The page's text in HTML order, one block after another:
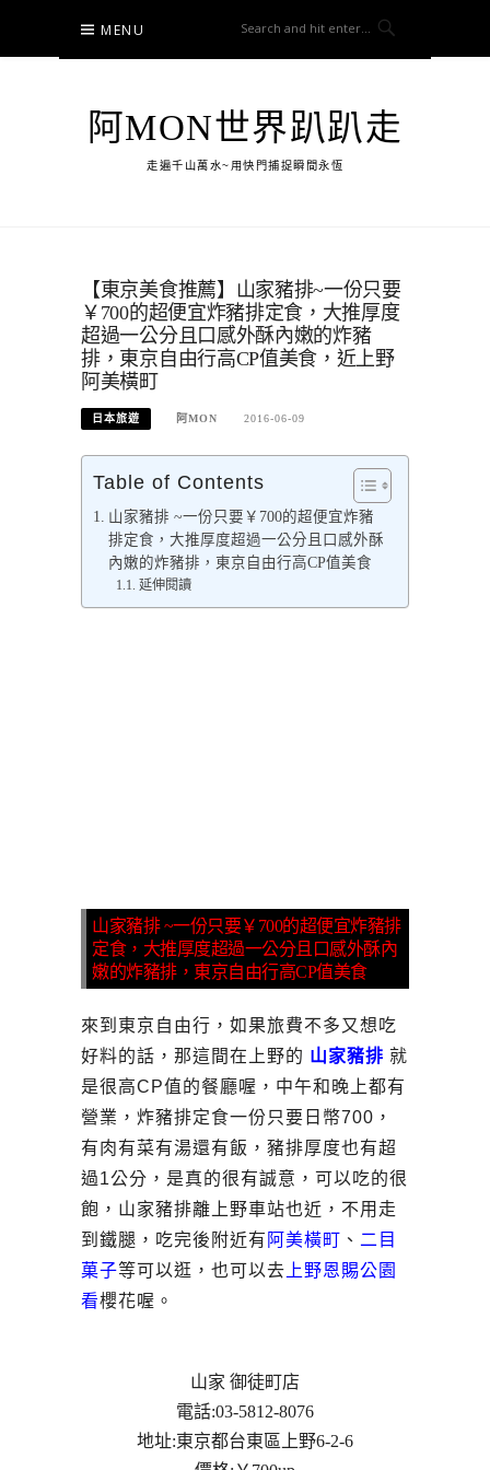
content
MENU
阿MON世界趴趴走
走遍千山萬水~用快門捕捉瞬間永恆
【東京美食推薦】山家豬排~一份只要
￥700的超便宜炸豬排定食，大推厚度
超過一公分且口感外酥內嫩的炸豬
排，東京自由行高CP值美食，近上野
阿美橫町
日本旅遊 阿MON 2016-06-09
Table of Contents
山家豬排 ~一份只要￥700的超便宜炸豬
排定食，大推厚度超過一公分且口感外酥
內嫩的炸豬排，東京自由行高CP值美食
延伸閱讀
山家豬排 ~一份只要￥700的超便宜炸豬排
定食，大推厚度超過一公分且口感外酥內
嫩的炸豬排，東京自由行高CP值美食
來到東京自由行，如果旅費不多又想吃
好料的話，那這間在上野的 山家豬排 就
是很高CP值的餐廳喔，中午和晚上都有
營業，炸豬排定食一份只要日幣700，
有肉有菜有湯還有飯，豬排厚度也有超
過1公分，是真的很有誠意，可以吃的很
飽，山家豬排離上野車站也近，不用走
到鐵腿，吃完後附近有 阿美橫町 、 二目
菓子等可以逛，也可以去 上野恩賜公園
看櫻花喔。
山家 御徒町店
電話:03-5812-8076
地址:東京都台東區上野6-2-6